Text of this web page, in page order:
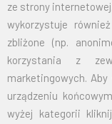
ze strony
wykorzystuje
zbliżone (np.
korzystania z
marketingowych.
urządzeniu
wyżej kategorii
TELEFON: 600 42 11